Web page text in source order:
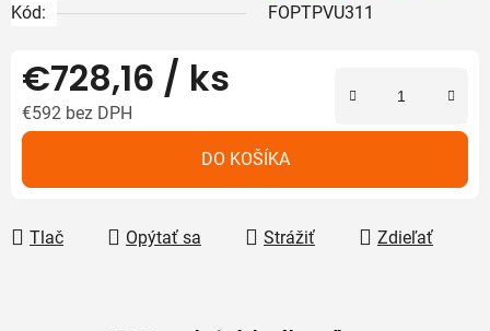
Kód:
FOPTPVU311
€728,16 / ks
€592 bez DPH
DO KOŠÍKA
Tlač Opýtať sa Strážiť Zdieľať